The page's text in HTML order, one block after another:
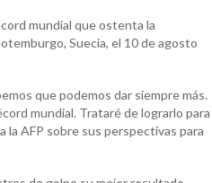
mundial que ostenta la
Suecia, el 10 de agosto
que podemos dar siempre más.
mundial. Trataré de lograrlo para
la AFP sobre sus perspectivas para